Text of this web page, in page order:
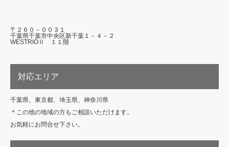
〒２６０－００３１
千葉県千葉市中央区新千葉１－４－２
WESTRIOⅡ １１階
対応エリア
千葉県、東京都、埼玉県、神奈川県
＊この他の地域の方もご相談いただけます。
お気軽にお問合せ下さい。